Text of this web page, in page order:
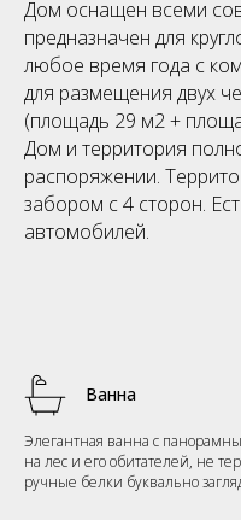
Дом оснащен всеми
предназначен для
любое время года с
для размещения двух
(площадь 29 м2 +
Дом и территория
распоряжении.
забором с 4 сторон.
автомобилей.
Ванна
Элегантная ванна с
на лес и его обитателей, не
ручные белки буквально